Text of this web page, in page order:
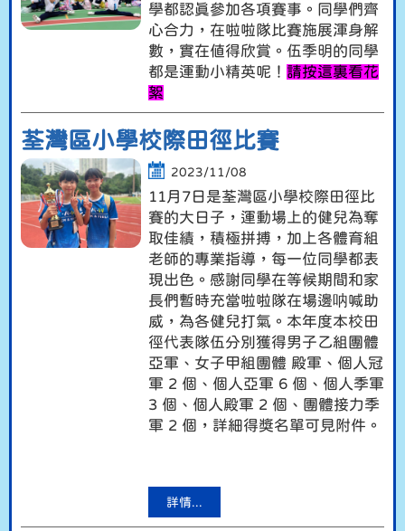
學都認真參加各項賽事。同學們齊
心合力，在啦啦隊比賽施展渾身解
數，實在值得欣賞。伍季明的同學
都是運動小精英呢！ 請按這裏看花
絮
荃灣區小學校際田徑比賽
2023/11/08
11月7日是荃灣區小學校際田徑比
賽的大日子，運動場上的健兒為奪
取佳績，積極拼搏，加上各體育組
老師的專業指導，每一位同學都表
現出色。感謝同學在等候期間和家
長們暫時充當啦啦隊在場邊呐喊助
威，為各健兒打氣。本年度本校田
徑代表隊伍分別獲得男子乙組團體
亞軍、女子甲組團體 殿軍、個人冠
軍 2 個、個人亞軍 6 個、個人季軍
3 個、個人殿軍 2 個、團體接力季
軍 2 個，詳細得獎名單可見附件。
詳情...